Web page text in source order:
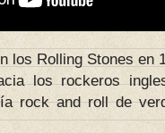
los Rolling Stones en
los rockeros
rock and roll de